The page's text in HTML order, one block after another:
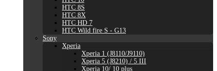
HTC 8S
HTC 8X
HTC HD 7
HTC Wild fire S - G13
Sony
Xperia
Xperia 1 (J8110/J9110)
Xperia 5 (J8210) / 5 III
Xperia 10/ 10 plus